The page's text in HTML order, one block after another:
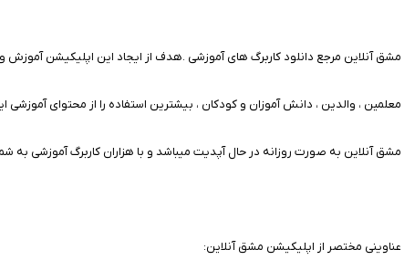
مشق آنلاین مرجع دانلود کاربرگ های آموزشی .هدف از ایجاد این اپلیکیشن
معلمین ، والدین ، دانش آموزان و کودکان ، بیشترین استفاده را از محتوای آموزشی
مشق آنلاین به صورت روزانه در حال آپدیت میباشد و با هزاران کاربرگ آموزشی به
عناوینی مختصر از اپلیکیشن مشق آنلاین: